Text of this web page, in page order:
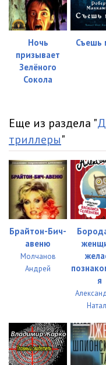
Роберт МАККАМОН -
Роберт МАККАМОН -
Роберт МАККАМОН -
Роберт МАККАМОН -
Роберт МАККАМОН -
Роберт МАККАМОН -
Ночь
призывает
Зелёного
Сокола
Съешь
Еще из раздела "
триллеры"
Брайтон-Бич-
авеню
Молчанов
Андрей
я